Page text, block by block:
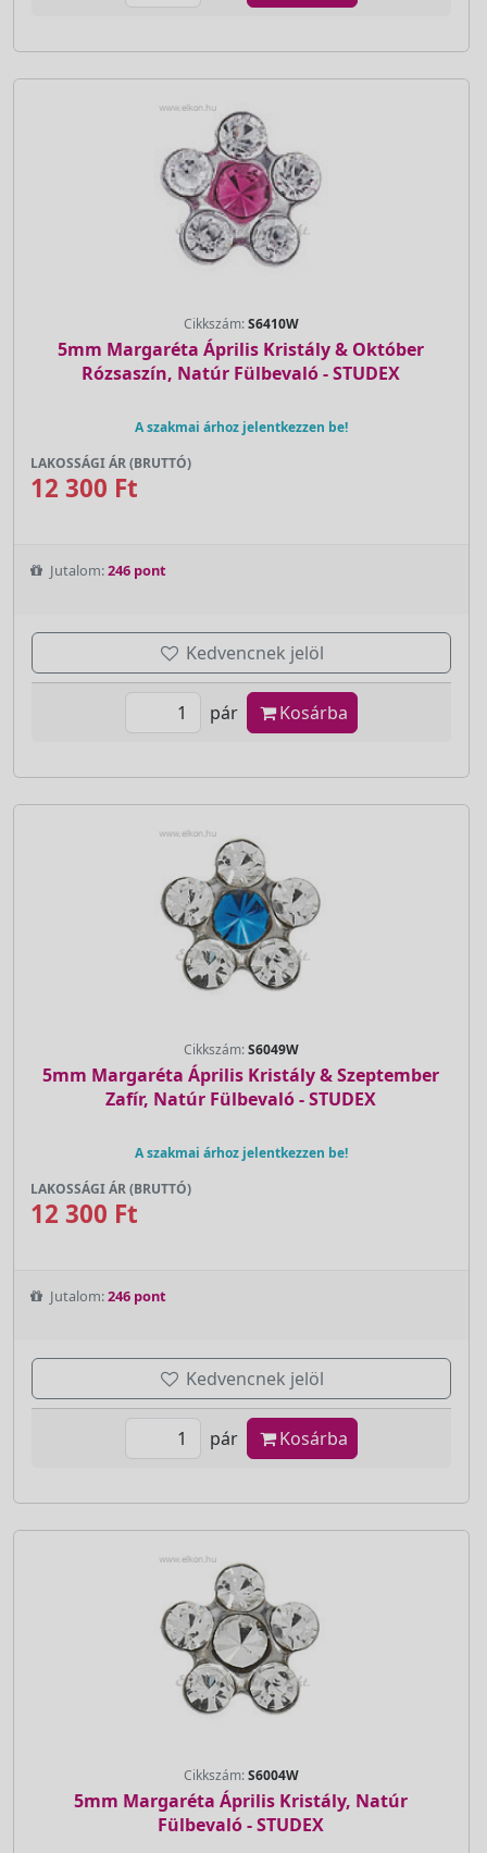
Cikkszám:S6410W
5mm Margaréta Április Kristály & Október
Rózsaszín, Natúr Fülbevaló - STUDEX
A szakmai árhoz jelentkezzen be!
LAKOSSÁGI ÁR (BRUTTÓ)
12 300 Ft
Jutalom:246 pont
Kedvencnek jelöl
pár Kosárba
Cikkszám:S6049W
5mm Margaréta Április Kristály & Szeptember
Zafír, Natúr Fülbevaló - STUDEX
A szakmai árhoz jelentkezzen be!
LAKOSSÁGI ÁR (BRUTTÓ)
12 300 Ft
Jutalom:246 pont
Kedvencnek jelöl
pár Kosárba
Cikkszám:S6004W
5mm Margaréta Április Kristály, Natúr
Fülbevaló - STUDEX